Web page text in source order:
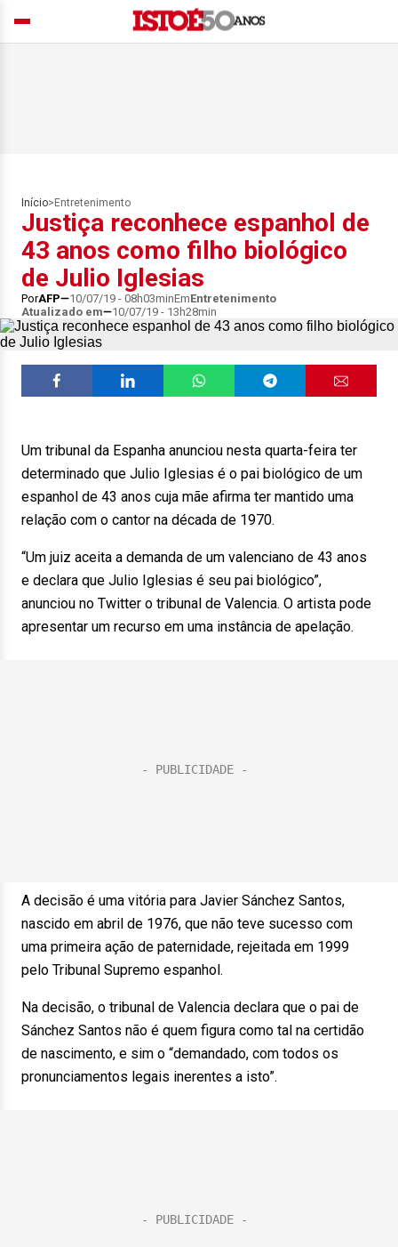
Início> Entretenimento
Justiça reconhece espanhol de
43 anos como filho biológico
de Julio Iglesias
PorAFP 10/07/19 - 08h03minEmEntretenimento
Atualizado em
10/07/19 - 13h28min
Um tribunal da Espanha anunciou nesta quarta-feira ter
determinado que Julio Iglesias é o pai biológico de um
espanhol de 43 anos cuja mãe afirma ter mantido uma
relação com o cantor na década de 1970.
“Um juiz aceita a demanda de um valenciano de 43 anos
e declara que Julio Iglesias é seu pai biológico”,
anunciou no Twitter o tribunal de Valencia. O artista pode
apresentar um recurso em uma instância de apelação.
A decisão é uma vitória para Javier Sánchez Santos,
nascido em abril de 1976, que não teve sucesso com
uma primeira ação de paternidade, rejeitada em 1999
pelo Tribunal Supremo espanhol.
Na decisão, o tribunal de Valencia declara que o pai de
Sánchez Santos não é quem figura como tal na certidão
de nascimento, e sim o “demandado, com todos os
pronunciamentos legais inerentes a isto”.